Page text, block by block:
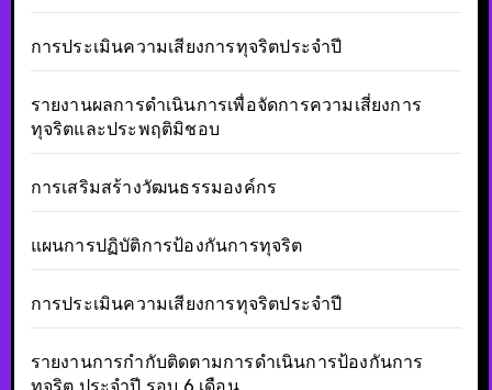
การประเมินความเสียงการทุจริตประจำปี
รายงานผลการดำเนินการเพื่อจัดการความเสี่ยงการ
ทุจริตและประพฤติมิชอบ
การเสริมสร้างวัฒนธรรมองค์กร
แผนการปฏิบัติการป้องกันการทุจริต
การประเมินความเสียงการทุจริตประจำปี
รายงานการกำกับติดตามการดำเนินการป้องกันการ